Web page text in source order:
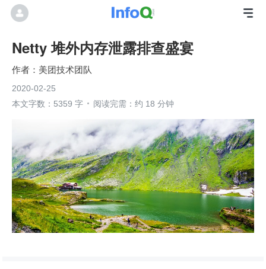
Netty 堆外内存泄露排查盛宴
美团技术团队
2020-02-25
本文字数：5359 字
阅读完需：约 18 分钟